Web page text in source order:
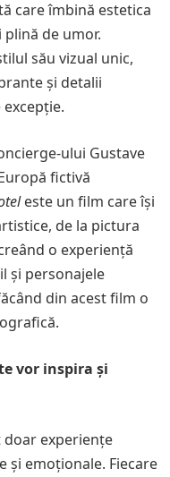
care îmbină estetica
de umor.
său vizual unic,
și detalii
ului Gustave
fictivă
este un film care își
de la pictura
o experiență
și personajele
din acest film o
vor inspira și
doar experiențe
și emoționale. Fiecare